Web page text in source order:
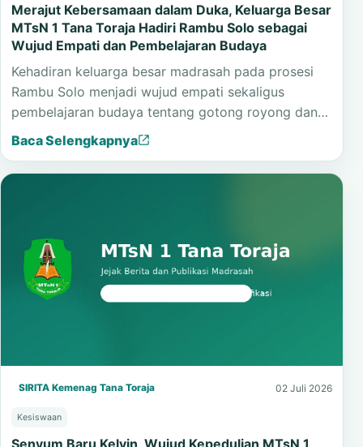
Merajut Kebersamaan dalam Duka, Keluarga Besar
MTsN 1 Tana Toraja Hadiri Rambu Solo sebagai
Wujud Empati dan Pembelajaran Budaya
Kehadiran keluarga besar madrasah pada prosesi
Rambu Solo menjadi wujud empati sekaligus
pembelajaran budaya tentang gotong royong dan…
Baca Selengkapnya
SIRITA Kemenag Tana Toraja 02 Juli 2026
Kesiswaan